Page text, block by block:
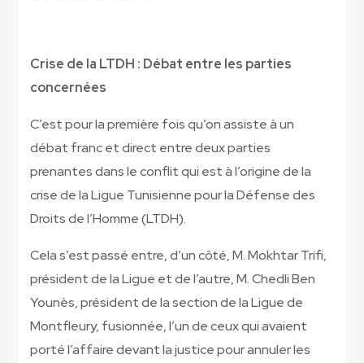
Crise de la LTDH : Débat entre les parties
concernées
C’est pour la première fois qu’on assiste à un
débat franc et direct entre deux parties
prenantes dans le conflit qui est à l’origine de la
crise de la Ligue Tunisienne pour la Défense des
Droits de l’Homme (LTDH).
Cela s’est passé entre, d’un côté, M. Mokhtar Trifi,
président de la Ligue et de l’autre, M. Chedli Ben
Younès, président de la section de la Ligue de
Montfleury, fusionnée, l’un de ceux qui avaient
porté l’affaire devant la justice pour annuler les